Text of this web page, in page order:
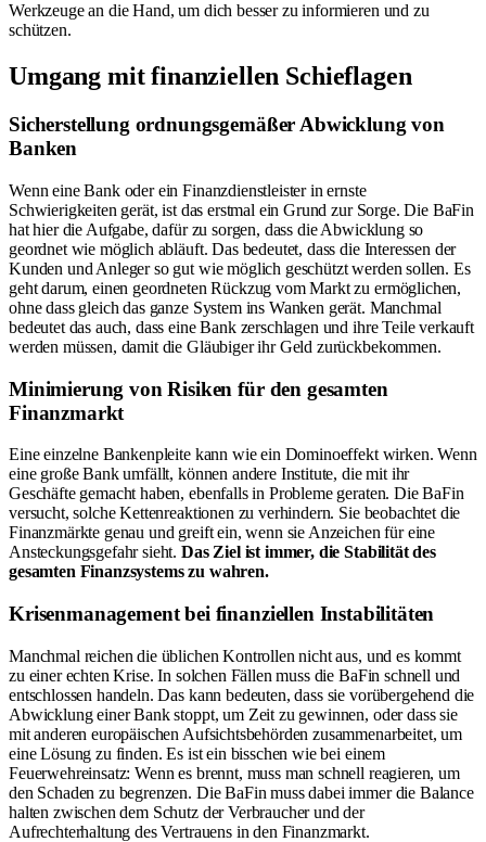
Werkzeuge an die Hand, um dich besser zu informieren und zu
schützen.
Umgang mit finanziellen Schieflagen
Sicherstellung ordnungsgemäßer Abwicklung von
Banken
Wenn eine Bank oder ein Finanzdienstleister in ernste
Schwierigkeiten gerät, ist das erstmal ein Grund zur Sorge. Die BaFin
hat hier die Aufgabe, dafür zu sorgen, dass die Abwicklung so
geordnet wie möglich abläuft. Das bedeutet, dass die Interessen der
Kunden und Anleger so gut wie möglich geschützt werden sollen. Es
geht darum, einen geordneten Rückzug vom Markt zu ermöglichen,
ohne dass gleich das ganze System ins Wanken gerät. Manchmal
bedeutet das auch, dass eine Bank zerschlagen und ihre Teile verkauft
werden müssen, damit die Gläubiger ihr Geld zurückbekommen.
Minimierung von Risiken für den gesamten
Finanzmarkt
Eine einzelne Bankenpleite kann wie ein Dominoeffekt wirken. Wenn
eine große Bank umfällt, können andere Institute, die mit ihr
Geschäfte gemacht haben, ebenfalls in Probleme geraten. Die BaFin
versucht, solche Kettenreaktionen zu verhindern. Sie beobachtet die
Finanzmärkte genau und greift ein, wenn sie Anzeichen für eine
Ansteckungsgefahr sieht. Das Ziel ist immer, die Stabilität des
gesamten Finanzsystems zu wahren.
Krisenmanagement bei finanziellen Instabilitäten
Manchmal reichen die üblichen Kontrollen nicht aus, und es kommt
zu einer echten Krise. In solchen Fällen muss die BaFin schnell und
entschlossen handeln. Das kann bedeuten, dass sie vorübergehend die
Abwicklung einer Bank stoppt, um Zeit zu gewinnen, oder dass sie
mit anderen europäischen Aufsichtsbehörden zusammenarbeitet, um
eine Lösung zu finden. Es ist ein bisschen wie bei einem
Feuerwehreinsatz: Wenn es brennt, muss man schnell reagieren, um
den Schaden zu begrenzen. Die BaFin muss dabei immer die Balance
halten zwischen dem Schutz der Verbraucher und der
Aufrechterhaltung des Vertrauens in den Finanzmarkt.